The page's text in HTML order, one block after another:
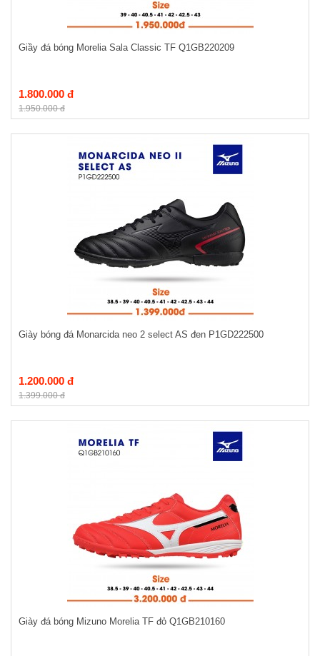
Giầy đá bóng Morelia Sala Classic TF Q1GB220209
1.800.000 đ
1.950.000 đ
Giày bóng đá Monarcida neo 2 select AS đen P1GD222500
1.200.000 đ
1.399.000 đ
Giày đá bóng Mizuno Morelia TF đỏ Q1GB210160